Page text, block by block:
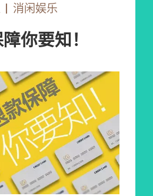
消闲娱乐
你要知！